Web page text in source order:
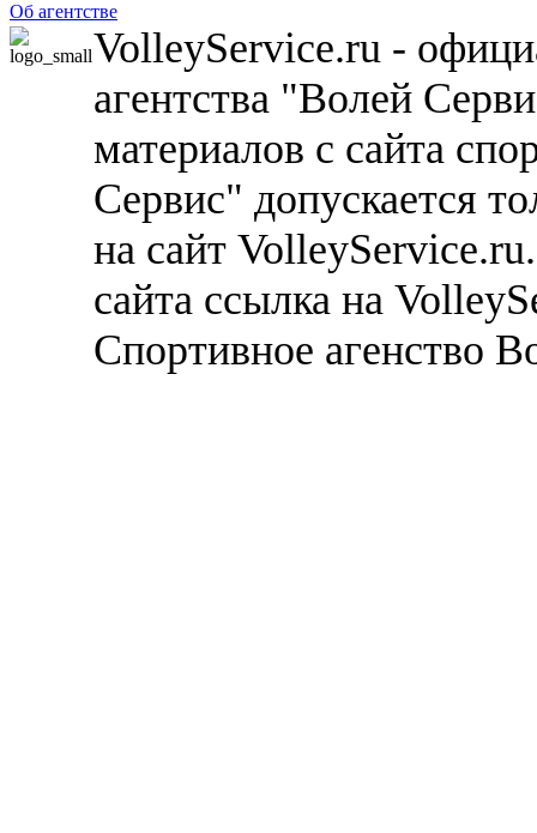
Об агентстве
VolleyService.ru -
агентства "Волей
материалов с сайта
Сервис" допускается
на сайт
сайта ссылка на
Спортивное агенство